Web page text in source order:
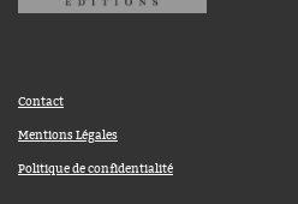
Contact
Mentions Légales
Politique de confidentialité